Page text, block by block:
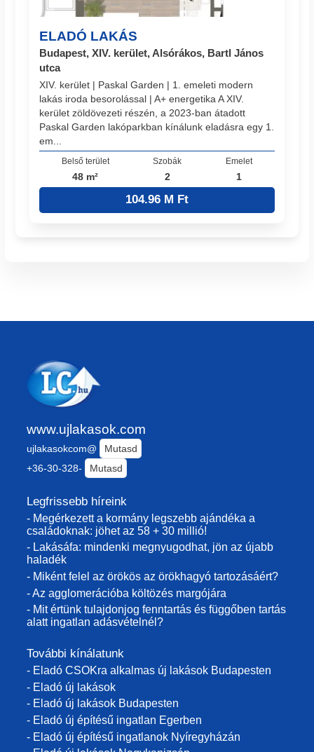
ELADÓ LAKÁS
Budapest, XIV. kerület, Alsórákos, Bartl János
utca
XIV. kerület | Paskal Garden | 1. emeleti modern
lakás iroda besorolással | A+ energetika A XIV.
kerület zöldövezeti részén, a 2023-ban átadott
Paskal Garden lakóparkban kínálunk eladásra egy 1.
em...
Belső terület
48 m²
Szobák
2
Emelet
1
104.96 M Ft
www.ujlakasok.com
ujlakasokcom@
Mutasd
+36-30-328-
Mutasd
Legfrissebb híreink
- Megérkezett a kormány legszebb ajándéka a
családoknak: jöhet az 58 + 30 millió!
- Lakásáfa: mindenki megnyugodhat, jön az újabb
haladék
- Miként felel az örökös az örökhagyó tartozásáért?
- Az agglomerációba költözés margójára
- Mit értünk tulajdonjog fenntartás és függőben tartás
alatt ingatlan adásvételnél?
További kínálatunk
- Eladó CSOKra alkalmas új lakások Budapesten
- Eladó új lakások
- Eladó új lakások Budapesten
- Eladó új építésű ingatlan Egerben
- Eladó új építésű ingatlanok Nyíregyházán